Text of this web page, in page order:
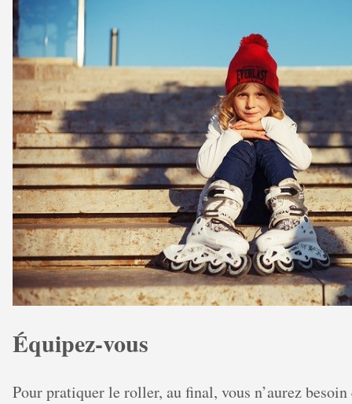
Équipez-vous
Pour pratiquer le roller, au final, vous n’aurez besoin